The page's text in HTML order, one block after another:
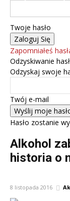
Twoje hasło
Zapomniałeś
Odzyskiwanie
Odzyskaj swoje
Twój e-mail
Hasło zostanie
Alkohol
historia o
8 listopada 2016